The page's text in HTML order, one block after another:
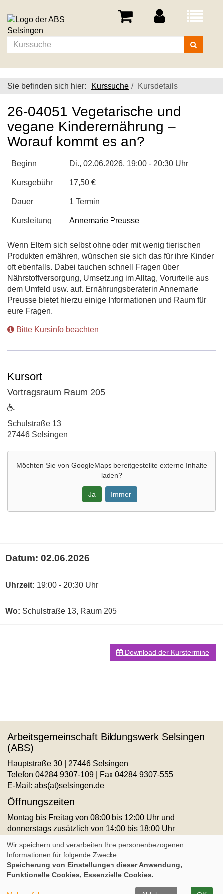
Menü
Kurse
suchen
Sie befinden sich hier: Kurssuche Kursdetails
26-04051 Vegetarische und
vegane Kinderernährung –
Worauf kommt es an?
Beginn Di., 02.06.2026, 19:00 - 20:30 Uhr
Kursgebühr 17,50 €
Dauer 1 Termin
Kursleitung Annemarie Preusse
Wenn Eltern sich selbst ohne oder mit wenig tierischen
Produkten ernähren, wünschen sie sich das für ihre Kinder
oft ebenfalls. Dabei tauchen schnell Fragen über
Nährstoffversorgung, Umsetzung im Alltag, Vorurteile aus
dem Umfeld usw. auf. Ernährungsberaterin Annemarie
Preusse bietet hierzu einige Informationen und Raum für
eure Fragen.
Bitte Kursinfo beachten
Kursort
Vortragsraum Raum 205
Adresse:
Schulstraße 13
27446 Selsingen
Möchten Sie von GoogleMapsbereitgestellte externe Inhalte
laden?
Ja Immer
Maps
von
205
neuem
zum
Kurs
Datum: 02.06.2026
Uhrzeit: 19:00 - 20:30 Uhr
Wo: Schulstraße 13, Raum 205
Download der Kurstermine
Arbeitsgemeinschaft Bildungswerk Selsingen
(ABS)
Hauptstraße 30 | 27446 Selsingen
Telefon 04284 9307-109 | Fax 04284 9307-555
E-Mail: abs(at)selsingen.de
Öffnungszeiten
Montag bis Freitag von 08:00 bis 12:00 Uhr und
donnerstags zusätzlich von 14:00 bis 18:00 Uhr
AGB
Impressum Datenschutz Widerruf
Cookie Einstellungen
Kontrast
Wir speichern und verarbeiten Ihre personenbezogenen
Informationen für folgende Zwecke:
Speicherung von Einstellungen dieser Anwendung,
Funktionelle Cookies, Essenzielle Cookies.